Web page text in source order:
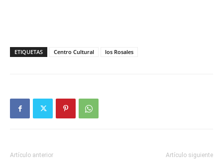
ETIQUETAS Centro Cultural los Rosales
Artículo anterior Artículo siguiente